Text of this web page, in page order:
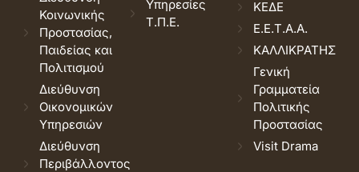
Κοινωνικής
Προστασίας,
Παιδείας και
Πολιτισμού
Διεύθυνση
Οικονομικών
Υπηρεσιών
Διεύθυνση
Περιβάλλοντος
Υπηρεσίες
Τ.Π.Ε.
ΚΕΔΕ
Ε.Ε.Τ.Α.Α.
ΚΑΛΛΙΚΡΑΤΗΣ
Γενική
Γραμματεία
Πολιτικής
Προστασίας
Visit Drama